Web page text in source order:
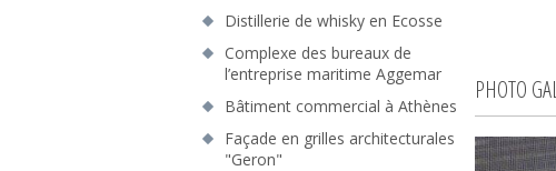
Distillerie de whisky en Ecosse
Complexe des bureaux de
l’entreprise maritime Aggemar
Bâtiment commercial à Athènes
Façade en grilles architecturales
"Geron"
PHOTO